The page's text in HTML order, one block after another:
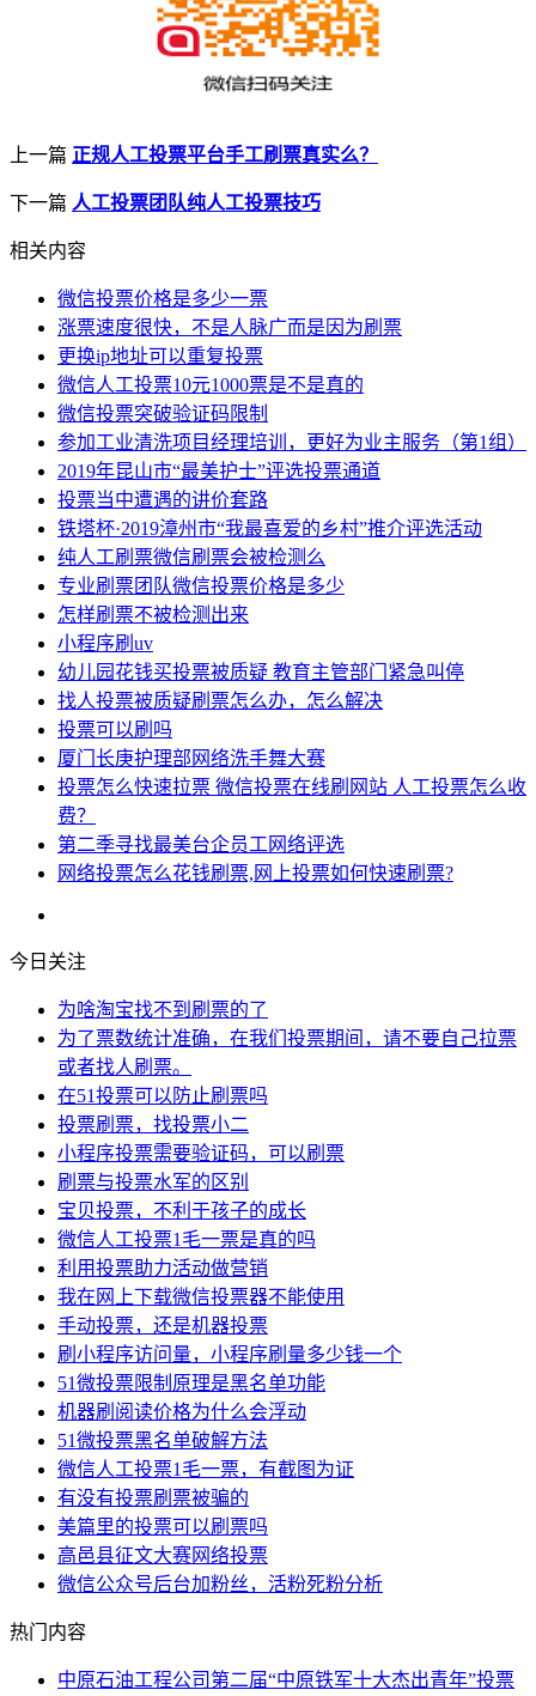
上一篇 正规人工投票平台手工刷票真实么？
下一篇 人工投票团队纯人工投票技巧
相关内容
微信投票价格是多少一票
涨票速度很快，不是人脉广而是因为刷票
更换ip地址可以重复投票
微信人工投票10元1000票是不是真的
微信投票突破验证码限制
参加工业清洗项目经理培训，更好为业主服务（第1组）
2019年昆山市“最美护士”评选投票通道
投票当中遭遇的讲价套路
铁塔杯·2019漳州市“我最喜爱的乡村”推介评选活动
纯人工刷票微信刷票会被检测么
专业刷票团队微信投票价格是多少
怎样刷票不被检测出来
小程序刷uv
幼儿园花钱买投票被质疑 教育主管部门紧急叫停
找人投票被质疑刷票怎么办，怎么解决
投票可以刷吗
厦门长庚护理部网络洗手舞大赛
投票怎么快速拉票 微信投票在线刷网站 人工投票怎么收
费？
第二季寻找最美台企员工网络评选
网络投票怎么花钱刷票,网上投票如何快速刷票?
今日关注
为啥淘宝找不到刷票的了
为了票数统计准确，在我们投票期间，请不要自己拉票
或者找人刷票。
在51投票可以防止刷票吗
投票刷票，找投票小二
小程序投票需要验证码，可以刷票
刷票与投票水军的区别
宝贝投票，不利于孩子的成长
微信人工投票1毛一票是真的吗
利用投票助力活动做营销
我在网上下载微信投票器不能使用
手动投票，还是机器投票
刷小程序访问量，小程序刷量多少钱一个
51微投票限制原理是黑名单功能
机器刷阅读价格为什么会浮动
51微投票黑名单破解方法
微信人工投票1毛一票，有截图为证
有没有投票刷票被骗的
美篇里的投票可以刷票吗
高邑县征文大赛网络投票
微信公众号后台加粉丝，活粉死粉分析
热门内容
中原石油工程公司第二届“中原铁军十大杰出青年”投票